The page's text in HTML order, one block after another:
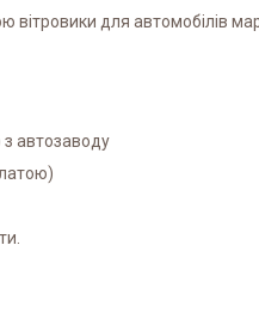
для автомобілів
з автозаводу